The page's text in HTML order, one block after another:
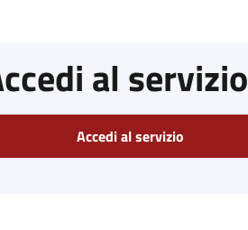
al servizio
Accedi al servizio